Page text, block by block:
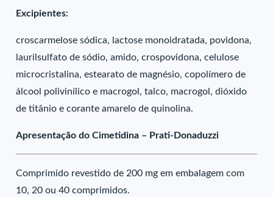
Excipientes:
croscarmelose sódica, lactose monoidratada, povidona,
laurilsulfato de sódio, amido, crospovidona, celulose
microcristalina, estearato de magnésio, copolímero de
álcool polivinílico e macrogol, talco, macrogol, dióxido
de titânio e corante amarelo de quinolina.
Apresentação do Cimetidina – Prati-Donaduzzi
Comprimido revestido de 200 mg em embalagem com
10, 20 ou 40 comprimidos.